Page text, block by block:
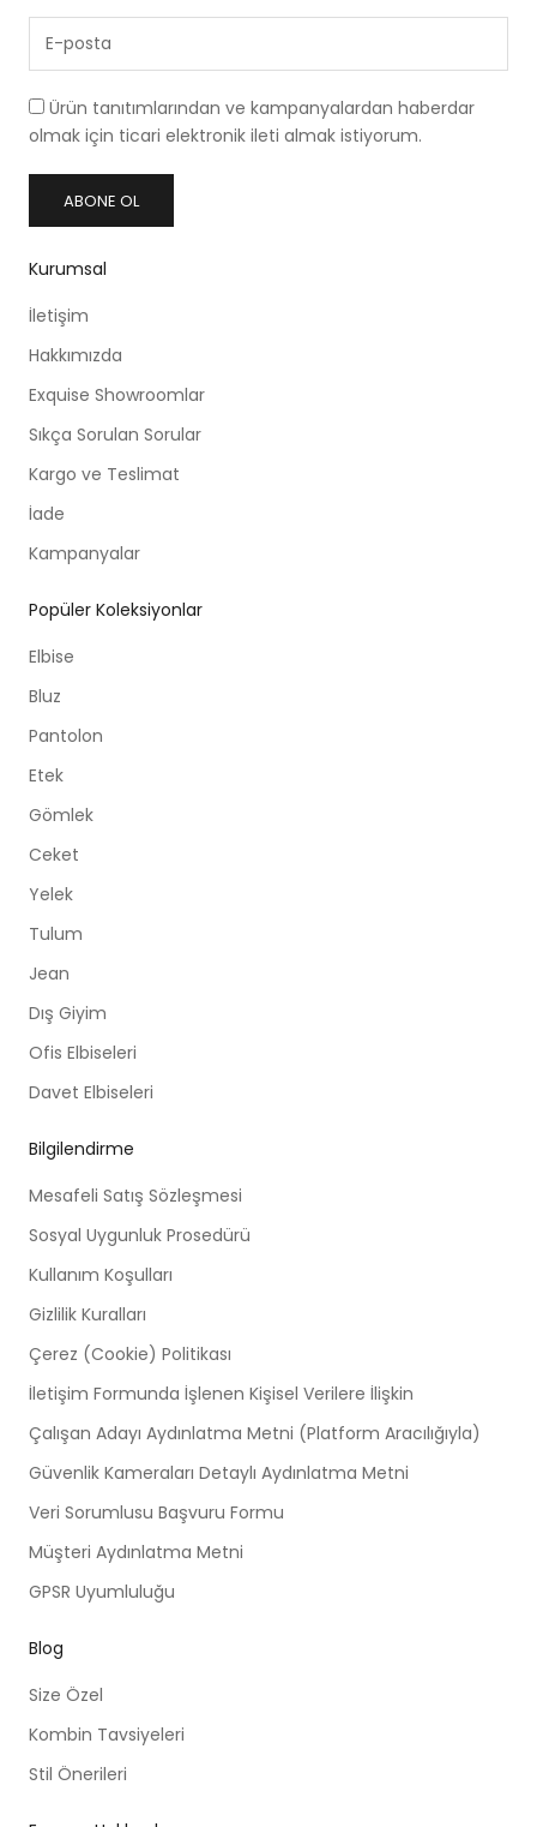
Ürün tanıtımlarından ve kampanyalardan haberdar
olmak için ticari elektronik ileti almak istiyorum.
ABONE OL
Kurumsal
İletişim
Hakkımızda
Exquise Showroomlar
Sıkça Sorulan Sorular
Kargo ve Teslimat
İade
Kampanyalar
Popüler Koleksiyonlar
Elbise
Bluz
Pantolon
Etek
Gömlek
Ceket
Yelek
Tulum
Jean
Dış Giyim
Ofis Elbiseleri
Davet Elbiseleri
Bilgilendirme
Mesafeli Satış Sözleşmesi
Sosyal Uygunluk Prosedürü
Kullanım Koşulları
Gizlilik Kuralları
Çerez (Cookie) Politikası
İletişim Formunda İşlenen Kişisel Verilere İlişkin
Çalışan Adayı Aydınlatma Metni (Platform Aracılığıyla)
Güvenlik Kameraları Detaylı Aydınlatma Metni
Veri Sorumlusu Başvuru Formu
Müşteri Aydınlatma Metni
GPSR Uyumluluğu
Blog
Size Özel
Kombin Tavsiyeleri
Stil Önerileri